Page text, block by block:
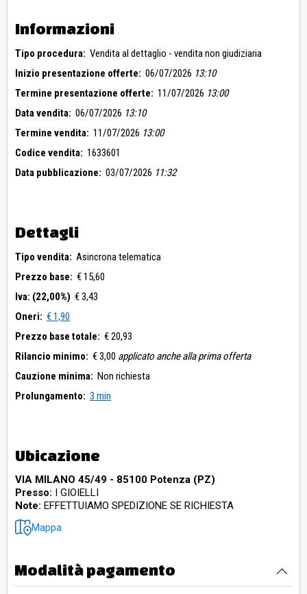
Informazioni
Tipo procedura: Vendita al dettaglio - vendita non giudiziaria
Inizio presentazione offerte: 06/07/2026 13:10
Termine presentazione offerte: 11/07/2026 13:00
Data vendita: 06/07/2026 13:10
Termine vendita: 11/07/2026 13:00
Codice vendita: 1633601
Data pubblicazione: 03/07/2026 11:32
Dettagli
Tipo vendita: Asincrona telematica
Prezzo base: € 15,60
Iva: (22,00%) € 3,43
Oneri: € 1,90
Prezzo base totale: € 20,93
Rilancio minimo: € 3,00 applicato anche alla prima offerta
Cauzione minima: Non richiesta
Prolungamento: 3 min
Ubicazione
VIA MILANO 45/49 - 85100 Potenza (PZ)
Presso: I GIOIELLI
Note: EFFETTUIAMO SPEDIZIONE SE RICHIESTA
Mappa
Modalità pagamento